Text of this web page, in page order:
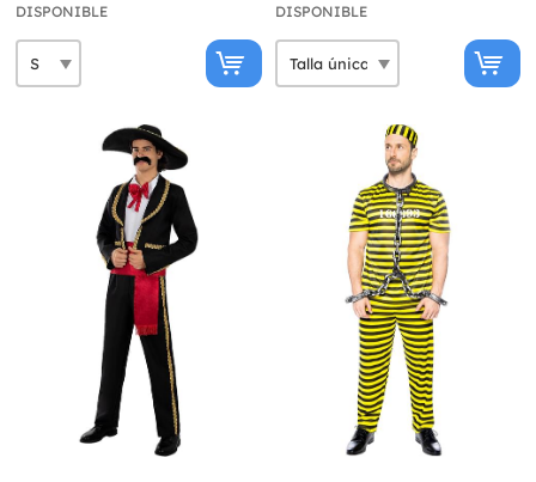
DISPONIBLE DISPONIBLE